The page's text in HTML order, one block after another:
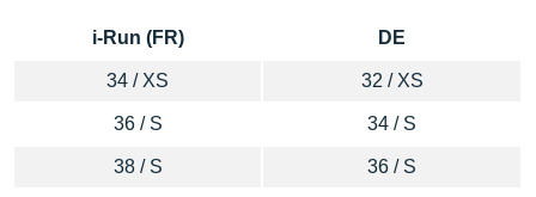
i-Run (FR) DE
34 / XS 32 / XS
36 / S 34 / S
38 / S 36 / S